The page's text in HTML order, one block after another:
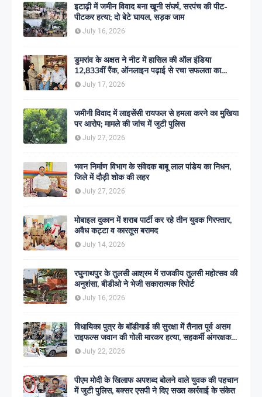
इटाढ़ी में जमीन विवाद बना खूनी संघर्ष, सरपंच की पीट-
पीटकर हत्या; दो बेटे घायल, सड़क जाम
July 16, 2026
डुमरांव के अक्षत ने नीट में हासिल की ऑल इंडिया
12,833वीं रैंक, ऑनलाइन पढ़ाई से रचा सफलता का
इतिहास
July 17, 2026
जमीनी विवाद में लाइसेंसी रायफल से हमला करने का मुखिया
पर आरोप; मामले की जांच में जुटी पुलिस
July 27, 2026
भवन निर्माण विभाग के संवेदक बाबू लाल पांडेय का निधन,
जिले में दौड़ी शोक की लहर
July 27, 2026
मोबाइल दुकान में शराब पार्टी कर रहे तीन युवक गिरफ्तार,
अवैध कट्टा व कारतूस बरामद
July 14, 2026
रघुनाथपुर के तुलसी आश्रम में राजकीय तुलसी महोत्सव की
अनुशंसा, बीडीओ ने भेजी सकारात्मक रिपोर्ट
July 16, 2026
विधायिका पुत्र के बॉडीगार्ड की सुरक्षा में तैनात पूर्व असम
राइफल्स जवान की गोली मारकर हत्या, सहकर्मी अंगरक्षक
गिरफ्तार
July 22, 2026
पीएम मोदी के खिलाफ अपशब्द बोलने वाले युवक की पहचान
में जुटी पुलिस, बक्सर एसपी ने दिए सख्त कार्रवाई के संकेत